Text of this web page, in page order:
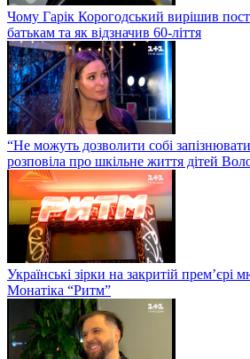
Чому Гарік Корогодський вирішив
батькам та як відзначив 60-ліття
“Не можуть дозволити собі
розповіла про шкільне життя дітей
Українські зірки на закритій прем’єрі
Монатіка “Ритм”